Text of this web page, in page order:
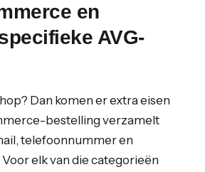
en
AVG-
Dan komen er extra eisen
bestelling verzamelt
telefoonnummer en
elk van die categorieën